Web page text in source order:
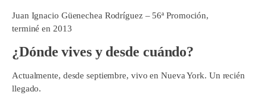
Juan Ignacio Güenechea Rodríguez – 56ª Promoción,
terminé en 2013
¿Dónde vives y desde cuándo?
Actualmente, desde septiembre, vivo en Nueva York. Un recién
llegado.